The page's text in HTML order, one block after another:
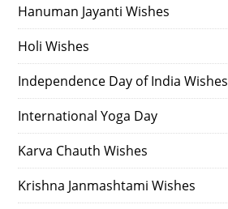
Hanuman Jayanti Wishes
Holi Wishes
Independence Day of India Wishes
International Yoga Day
Karva Chauth Wishes
Krishna Janmashtami Wishes